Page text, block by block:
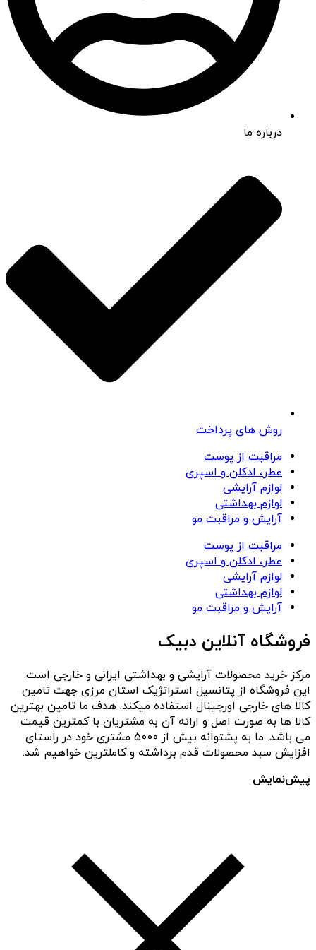
درباره ما
روش های پرداخت
مراقبت از پوست
عطر، ادکلن و اسپری
لوازم آرایشی
لوازم بهداشتی
آرایش و مراقبت مو
مراقبت از پوست
عطر، ادکلن و اسپری
لوازم آرایشی
لوازم بهداشتی
آرایش و مراقبت مو
فروشگاه آنلاین دبیک
مرکز خرید محصولات آرایشی و بهداشتی ایرانی و خارجی است.
این فروشگاه از پتانسیل استراتژیک استان مرزی جهت تامین
کالا های خارجی اورجینال استفاده میکند. هدف ما تامین بهترین
کالا ها به صورت اصل و ارائه آن به مشتریان با کمترین قیمت
می باشد. ما به پشتوانه بیش از 5000 مشتری خود در راستای
افزایش سبد محصولات قدم برداشته و کاملترین خواهیم شد.
پیش‌نمایش